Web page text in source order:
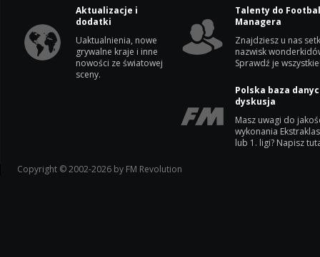
Aktualizacje i
dodatki
Uaktualnienia, nowe
grywalne kraje i inne
nowości ze światowej
sceny.
Talenty do
Managera
Znajdziesz u nas
nazwisk
Sprawdź je
Polska baza
dyskusja
Masz uwagi do
wykonania
lub 1. ligi? Napisz
Copyright © 2002-2026 by FM Revolution